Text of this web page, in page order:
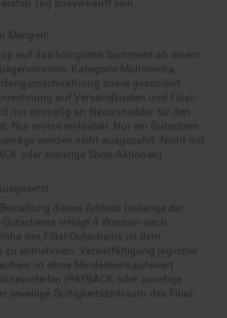
Kategorie Multimedia,
sowie gesondert
auf Versandkosten und Filial-
nur einmalig an Neuanmelder für den
Nur online einlösbar. Nur ein Gutschein
werden nicht ausgezahlt. Nicht mit
oder sonstige Shop-Aktionen)
erfolgt 4 Wochen nach
des Filial-Gutscheins ist dem
zu entnehmen. Vervielfältigung jeglicher
ist ohne Mindesteinkaufswert
(PAYBACK oder sonstige
jeweilige Gültigkeitszeitraum des Filial-